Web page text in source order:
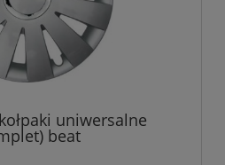
uniwersalne
beat